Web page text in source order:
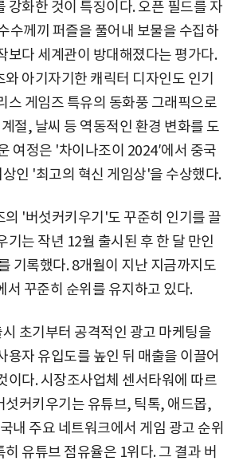
강화한 것이 특징이다. 오픈 필드를 자
수께끼 퍼즐을 풀어내 보물을 수집하
보다 세계관이 방대해졌다는 평가다.
아기자기한 캐릭터 디자인도 인기
스 게임즈 특유의 동화풍 그래픽으로
절, 날씨 등 역동적인 환경 변화를 도
여정은 '차이나조이 2024′에서 중국
인 '최고의 혁신 게임상'을 수상했다.
의 '버섯커키우기'도 꾸준히 인기를 끌
기는 작년 12월 출시된 후 한 달 만인
기록했다. 8개월이 지난 지금까지도
서 꾸준히 순위를 유지하고 있다.
초기부터 공격적인 광고 마케팅을
용자 유입도를 높인 뒤 매출을 이끌어
이다. 시장조사업체 센서타워에 따르
섯커키우기는 유튜브, 틱톡, 애드몹,
내 주요 네트워크에서 게임 광고 순위
유튜브 점유율은 1위다. 그 결과 버